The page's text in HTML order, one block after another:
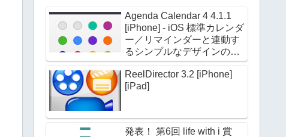
Agenda Calendar 4 4.1.1
[iPhone] - iOS 標準カレンダ
ー／リマインダーと連動す
るシンプルなデザインのカ
レンダーアプリケーション
ReelDirector 3.2 [iPhone]
[iPad]
発表！ 第6回 life with i 賞